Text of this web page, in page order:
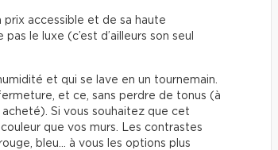
prix accessible et de sa haute
le luxe (c’est d’ailleurs son seul
et qui se lave en un tournemain.
et ce, sans perdre de tonus (à
Si vous souhaitez que cet
que vos murs. Les contrastes
bleu… à vous les options plus